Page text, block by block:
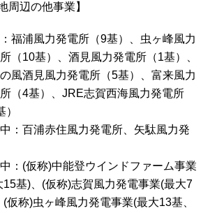
周辺の他事業】
福浦風力発電所（9基）、虫ヶ峰風力
（10基）、酒見風力発電所（1基）、
風酒見風力発電所（5基）、富来風力
（4基）、JRE志賀西海風力発電所
）
：百浦赤住風力発電所、矢駄風力発
：(仮称)中能登ウインドファーム事業
15基)、(仮称)志賀風力発電事業(最大7
(仮称)虫ヶ峰風力発電事業(最大13基、